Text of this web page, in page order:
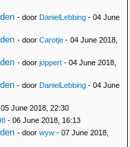
- door DanielLebbing - 04 June
- door Carotje - 04 June 2018,
- door joppert - 04 June 2018,
- door DanielLebbing - 04 June
June 2018, 22:30
- 06 June 2018, 16:13
- door wyw - 07 June 2018,